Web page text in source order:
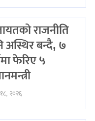
राजनीति
अस्थिर बन्दै, ७
फेरिए ५
२०२६